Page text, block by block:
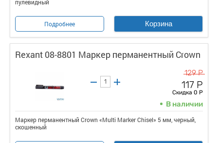
пулевидный
Подробнее Корзина
Rexant 08-8801 Маркер перманентный Crown
129 Р
117 Р
Скидка 0 Р
В наличии
Маркер перманентный Crown «Multi Marker Chisel» 5 мм, черный,
скошенный